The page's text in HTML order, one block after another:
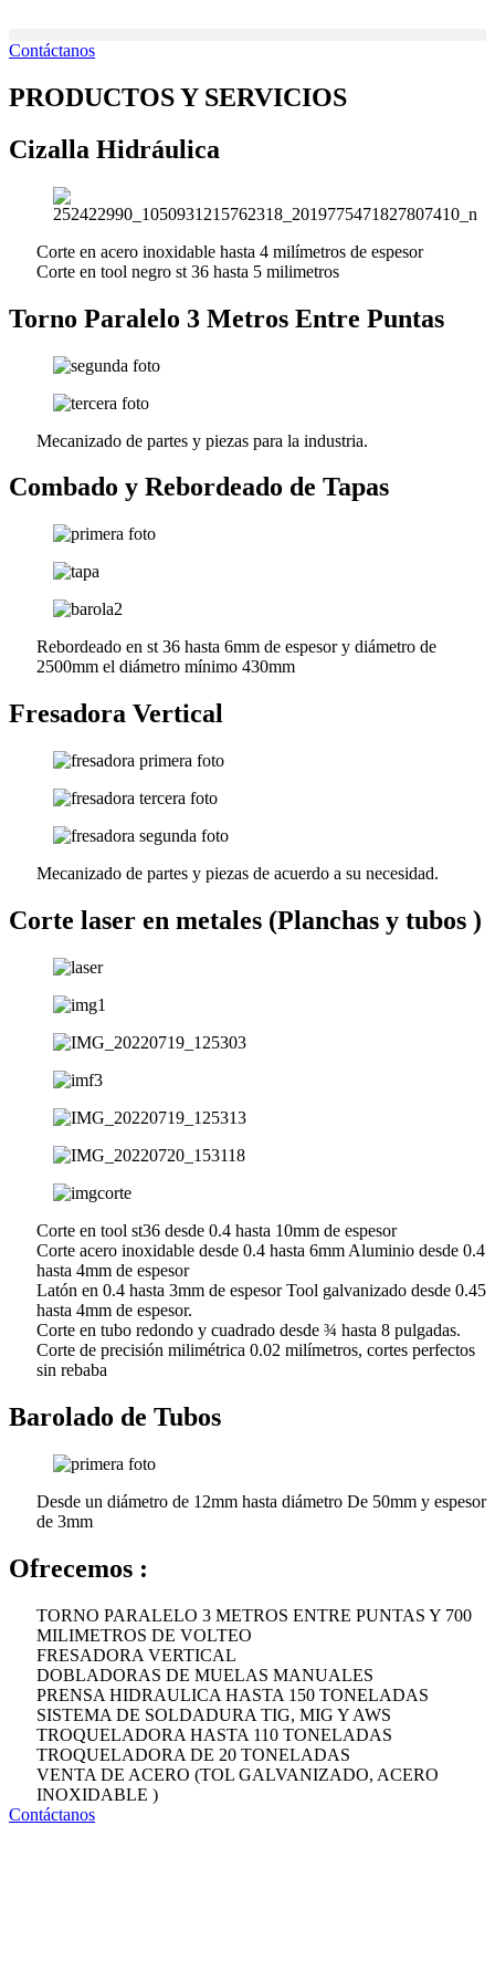
contenido
Contáctanos
PRODUCTOS Y SERVICIOS
Cizalla Hidráulica
Corte en acero inoxidable hasta 4 milímetros de espesor
Corte en tool negro st 36 hasta 5 milimetros
Torno Paralelo 3 Metros Entre Puntas
Mecanizado de partes y piezas para la industria.
Combado y Rebordeado de Tapas
Rebordeado en st 36 hasta 6mm de espesor y diámetro de
2500mm el diámetro mínimo 430mm
Fresadora Vertical
Mecanizado de partes y piezas de acuerdo a su necesidad.
Corte laser en metales (Planchas y tubos )
Corte en tool st36 desde 0.4 hasta 10mm de espesor
Corte acero inoxidable desde 0.4 hasta 6mm Aluminio desde 0.4
hasta 4mm de espesor
Latón en 0.4 hasta 3mm de espesor Tool galvanizado desde 0.45
hasta 4mm de espesor.
Corte en tubo redondo y cuadrado desde ¾ hasta 8 pulgadas.
Corte de precisión milimétrica 0.02 milímetros, cortes perfectos
sin rebaba
Barolado de Tubos
Desde un diámetro de 12mm hasta diámetro De 50mm y espesor
de 3mm
Ofrecemos :
TORNO PARALELO 3 METROS ENTRE PUNTAS Y 700
MILIMETROS DE VOLTEO
FRESADORA VERTICAL
DOBLADORAS DE MUELAS MANUALES
PRENSA HIDRAULICA HASTA 150 TONELADAS
SISTEMA DE SOLDADURA TIG, MIG Y AWS
TROQUELADORA HASTA 110 TONELADAS
TROQUELADORA DE 20 TONELADAS
VENTA DE ACERO (TOL GALVANIZADO, ACERO
INOXIDABLE )
Contáctanos